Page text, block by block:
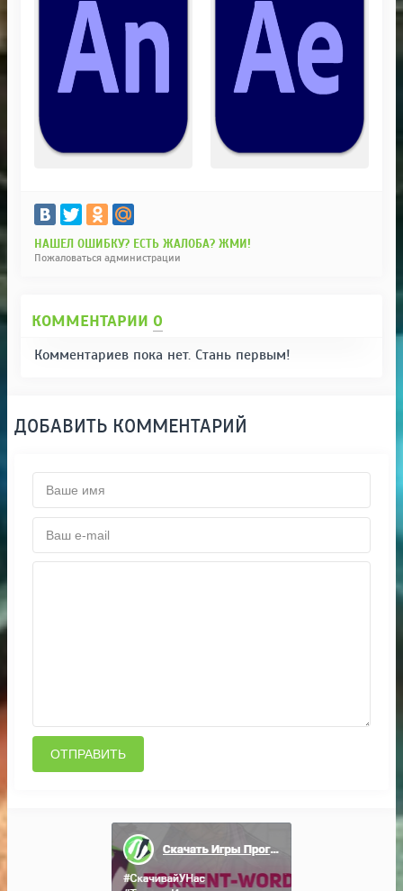
НАШЕЛ ОШИБКУ? ЕСТЬ ЖАЛОБА? ЖМИ!
Пожаловаться администрации
КОММЕНТАРИИ 0
Комментариев пока нет. Стань первым!
ДОБАВИТЬ КОММЕНТАРИЙ
ОТПРАВИТЬ